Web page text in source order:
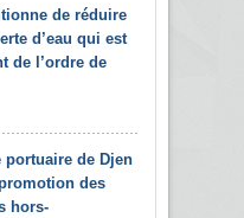
de réduire
d’eau qui est
de l’ordre de
portuaire de Djen
des
hors-